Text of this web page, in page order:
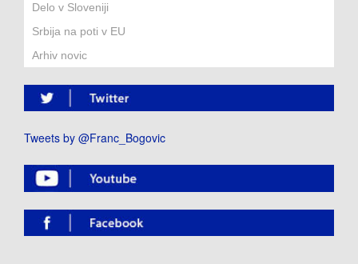
Delo v Sloveniji
Srbija na poti v EU
Arhiv novic
Tweets by @Franc_Bogovic